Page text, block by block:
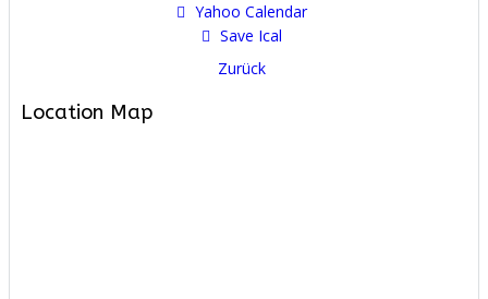
Yahoo Calendar
Save Ical
Zurück
Location Map